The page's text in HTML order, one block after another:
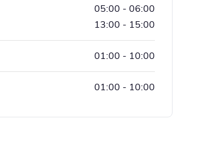
05:00 - 06:00
13:00 - 15:00
01:00 - 10:00
01:00 - 10:00